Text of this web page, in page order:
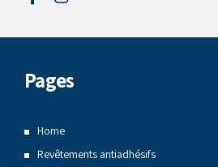
Pages
Home
Revêtements antiadhésifs